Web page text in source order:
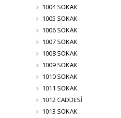
1004 SOKAK
1005 SOKAK
1006 SOKAK
1007 SOKAK
1008 SOKAK
1009 SOKAK
1010 SOKAK
1011 SOKAK
1012 CADDESİ
1013 SOKAK